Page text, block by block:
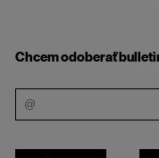
Chcem odoberať